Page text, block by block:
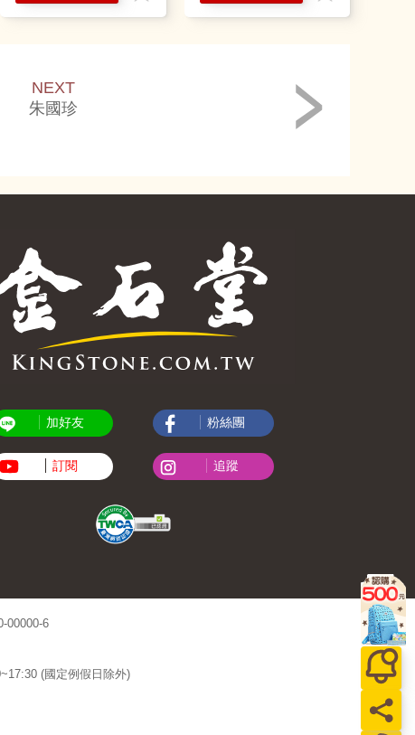
NEXT
朱國珍
加好友
訂閱
粉絲團
追蹤
00000-6
(國定例假日除外)